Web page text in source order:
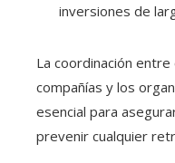
inversiones de
La coordinación
compañías y los
esencial para
prevenir cualquier